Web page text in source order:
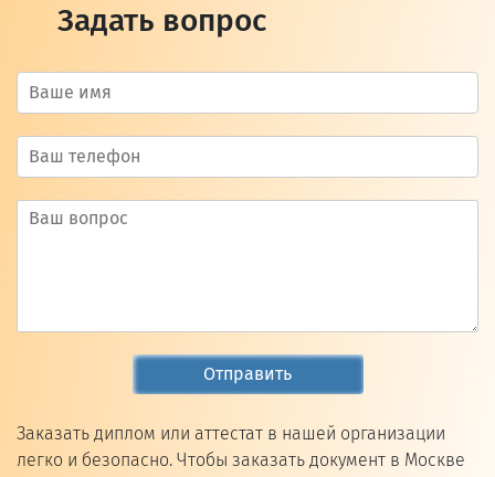
Задать вопрос
Отправить
Заказать диплом или аттестат в нашей организации
легко и безопасно. Чтобы заказать документ в Москве